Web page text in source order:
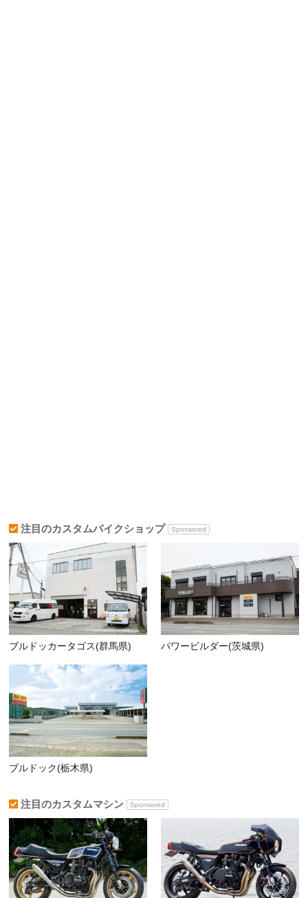
注目のカスタムバイクショップ Sponsored
ブルドッカータゴス(群馬県) パワービルダー(茨城県)
ブルドック(栃木県)
注目のカスタムマシン Sponsored